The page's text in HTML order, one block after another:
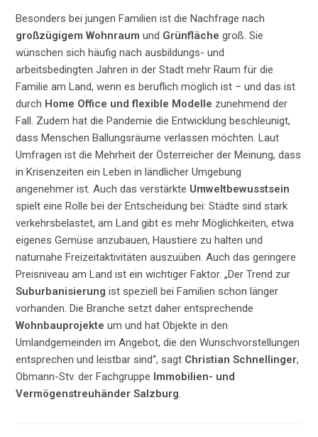
Besonders bei jungen Familien ist die Nachfrage nach
großzügigem Wohnraum und Grünfläche groß. Sie
wünschen sich häufig nach ausbildungs- und
arbeitsbedingten Jahren in der Stadt mehr Raum für die
Familie am Land, wenn es beruflich möglich ist – und das ist
durch Home Office und flexible Modelle zunehmend der
Fall. Zudem hat die Pandemie die Entwicklung beschleunigt,
dass Menschen Ballungsräume verlassen möchten. Laut
Umfragen ist die Mehrheit der Österreicher der Meinung, dass
in Krisenzeiten ein Leben in ländlicher Umgebung
angenehmer ist. Auch das verstärkte Umweltbewusstsein
spielt eine Rolle bei der Entscheidung bei: Städte sind stark
verkehrsbelastet, am Land gibt es mehr Möglichkeiten, etwa
eigenes Gemüse anzubauen, Haustiere zu halten und
naturnahe Freizeitaktivitäten auszuüben. Auch das geringere
Preisniveau am Land ist ein wichtiger Faktor. „Der Trend zur
Suburbanisierung ist speziell bei Familien schon länger
vorhanden. Die Branche setzt daher entsprechende
Wohnbauprojekteum und hat Objekte in den
Umlandgemeinden im Angebot, die den Wunschvorstellungen
entsprechen und leistbar sind“, sagt Christian Schnellinger,
Obmann-Stv. der Fachgruppe Immobilien- und
Vermögenstreuhänder Salzburg.